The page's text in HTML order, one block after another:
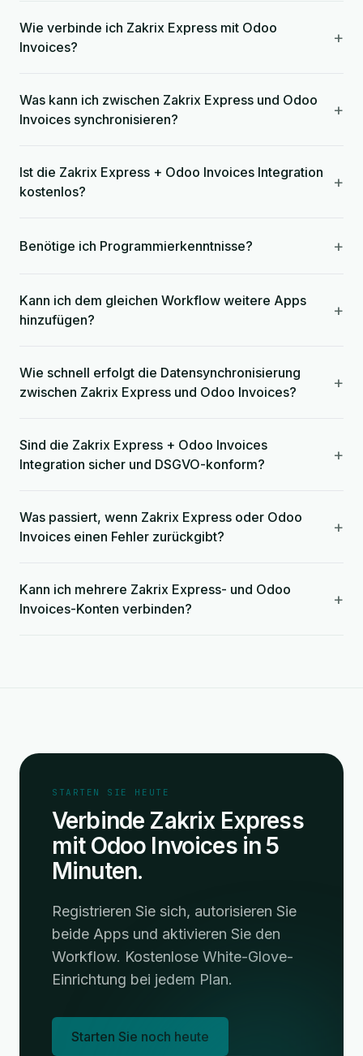
Wie verbinde ich Zakrix Express mit Odoo
Invoices?
+
Was kann ich zwischen Zakrix Express und Odoo
Invoices synchronisieren?
+
Ist die Zakrix Express + Odoo Invoices Integration
kostenlos?
+
Benötige ich Programmierkenntnisse? +
Kann ich dem gleichen Workflow weitere Apps
hinzufügen?
+
Wie schnell erfolgt die Datensynchronisierung
zwischen Zakrix Express und Odoo Invoices?
+
Sind die Zakrix Express + Odoo Invoices
Integration sicher und DSGVO-konform?
+
Was passiert, wenn Zakrix Express oder Odoo
Invoices einen Fehler zurückgibt?
+
Kann ich mehrere Zakrix Express- und Odoo
Invoices-Konten verbinden?
+
STARTEN SIE HEUTE
Verbinde Zakrix Express
mit Odoo Invoices in 5
Minuten.
Registrieren Sie sich, autorisieren Sie
beide Apps und aktivieren Sie den
Workflow. Kostenlose White-Glove-
Einrichtung bei jedem Plan.
Starten Sie noch heute